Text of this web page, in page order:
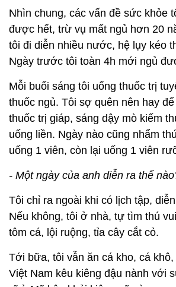
Nhìn chung, các vấn đề sức khỏe
được hết, trừ vụ mất ngủ hơn 20
tôi đi diễn nhiều nước, hệ lụy kéo
Ngày trước tôi toàn 4h mới ngủ
Mỗi buổi sáng tôi uống thuốc trị
thuốc ngủ. Tôi sợ quên nên hay
thuốc trị giáp, sáng dậy mò kiếm
uống liền. Ngày nào cũng nhẩm
uống 1 viên, còn lại uống 1 viên
- Một ngày của anh diễn ra thế
Tôi chỉ ra ngoài khi có lịch tập,
Nếu không, tôi ở nhà, tự tìm thú
tôm cá, lội ruộng, tỉa cây cắt cỏ.
Tới bữa, tôi vẫn ăn cá kho, cá
Việt Nam kêu kiêng đậu nành với